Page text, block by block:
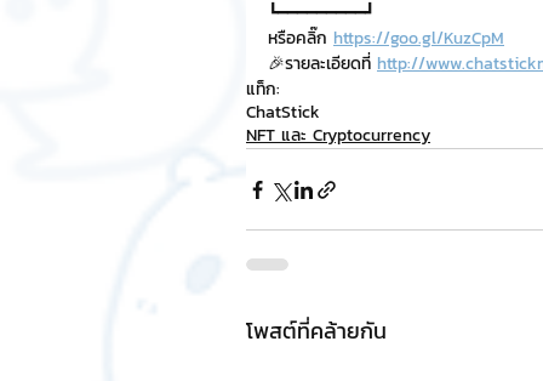
┗━━━━━━━━━┛
หรือคลิ๊ก https://goo.gl/KuzCpM
🎉รายละเอียดที่ http://
แท็ก:
ChatStick
NFT และ Cryptocurrency
โพสต์ที่คล้ายกัน